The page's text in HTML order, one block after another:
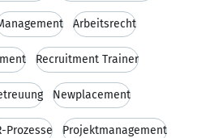
Arbeitsrecht
Recruitment Trainer
Newplacement
Prozesse Projektmanagement